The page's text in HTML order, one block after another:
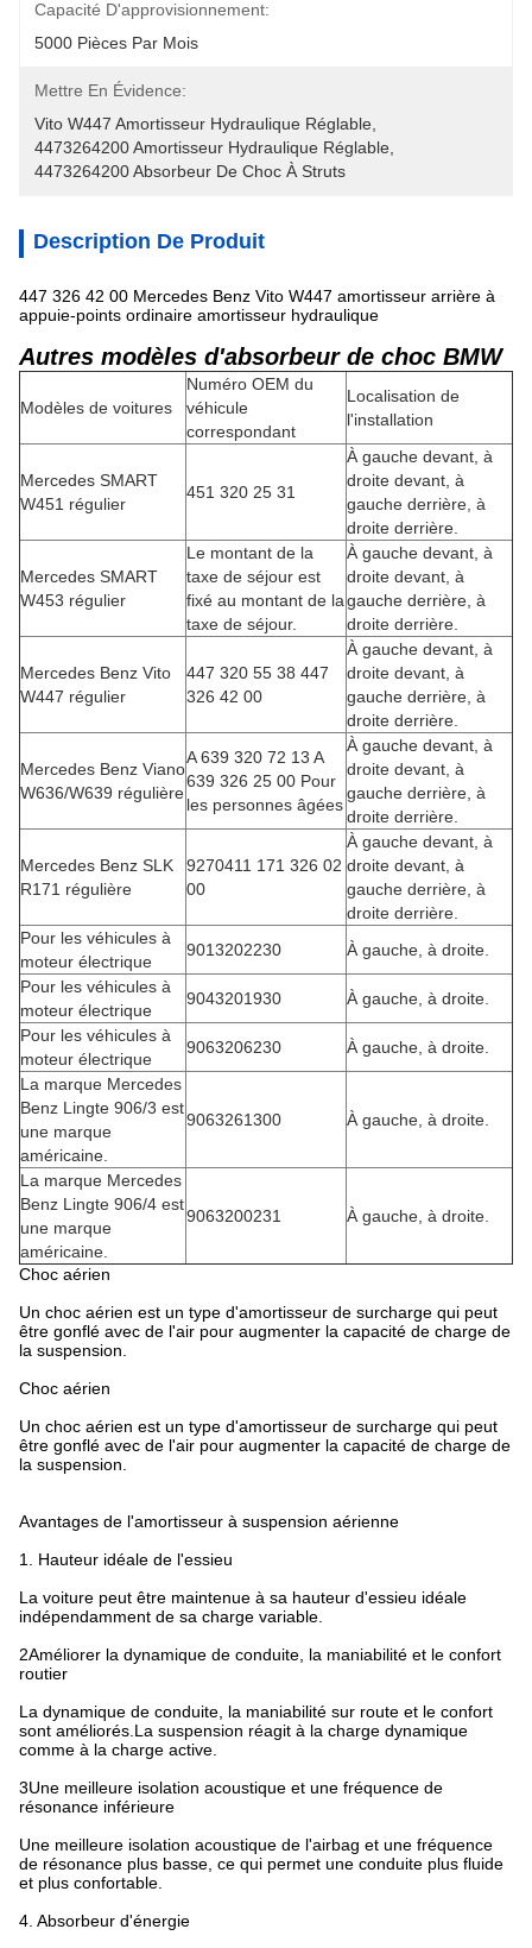
Capacité D'approvisionnement:
5000 Pièces Par Mois
Mettre En Évidence:
Vito W447 Amortisseur Hydraulique Réglable
4473264200 Amortisseur Hydraulique Réglable
4473264200 Absorbeur De Choc À Struts
Description De Produit
447 326 42 00 Mercedes Benz Vito W447 amortisseur arrière à
appuie-points ordinaire amortisseur hydraulique
Autres modèles d'absorbeur de choc BMW
Modèles de voitures
Numéro OEM du
véhicule
correspondant
Localisation de
l'installation
Mercedes SMART
W451 régulier
451 320 25 31
À gauche devant, à
droite devant, à
gauche derrière, à
droite derrière.
Mercedes SMART
W453 régulier
Le montant de la
taxe de séjour est
fixé au montant de la
taxe de séjour.
À gauche devant, à
droite devant, à
gauche derrière, à
droite derrière.
Mercedes Benz Vito
W447 régulier
447 320 55 38 447
326 42 00
À gauche devant, à
droite devant, à
gauche derrière, à
droite derrière.
Mercedes Benz Viano
W636/W639 régulière
A 639 320 72 13 A
639 326 25 00 Pour
les personnes âgées
À gauche devant, à
droite devant, à
gauche derrière, à
droite derrière.
Mercedes Benz SLK
R171 régulière
9270411 171 326 02
00
À gauche devant, à
droite devant, à
gauche derrière, à
droite derrière.
Pour les véhicules à
moteur électrique
9013202230
À gauche, à droite.
Pour les véhicules à
moteur électrique
9043201930
À gauche, à droite.
Pour les véhicules à
moteur électrique
9063206230
À gauche, à droite.
La marque Mercedes
Benz Lingte 906/3 est
une marque
américaine.
9063261300 À gauche, à droite.
La marque Mercedes
Benz Lingte 906/4 est
une marque
américaine.
9063200231 À gauche, à droite.
Choc aérien
Un choc aérien est un type d'amortisseur de surcharge qui peut
être gonflé avec de l'air pour augmenter la capacité de charge de
la suspension.
Choc aérien
Un choc aérien est un type d'amortisseur de surcharge qui peut
être gonflé avec de l'air pour augmenter la capacité de charge de
la suspension.
Avantages de l'amortisseur à suspension aérienne
1. Hauteur idéale de l'essieu
La voiture peut être maintenue à sa hauteur d'essieu idéale
indépendamment de sa charge variable.
2Améliorer la dynamique de conduite, la maniabilité et le confort
routier
La dynamique de conduite, la maniabilité sur route et le confort
sont améliorés.La suspension réagit à la charge dynamique
comme à la charge active.
3Une meilleure isolation acoustique et une fréquence de
résonance inférieure
Une meilleure isolation acoustique de l'airbag et une fréquence
de résonance plus basse, ce qui permet une conduite plus fluide
et plus confortable.
4. Absorbeur d'énergie